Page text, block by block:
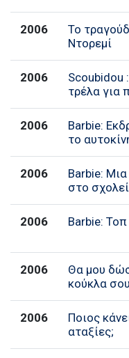
2006
Το
Ντορεμί
2006
Scoubidou
τρέλα για
2006
Barbie:
το
2006
Barbie:
στο
2006 Barbie:
2006
Θα μου
κούκλα
2006
Ποιος
αταξίες;